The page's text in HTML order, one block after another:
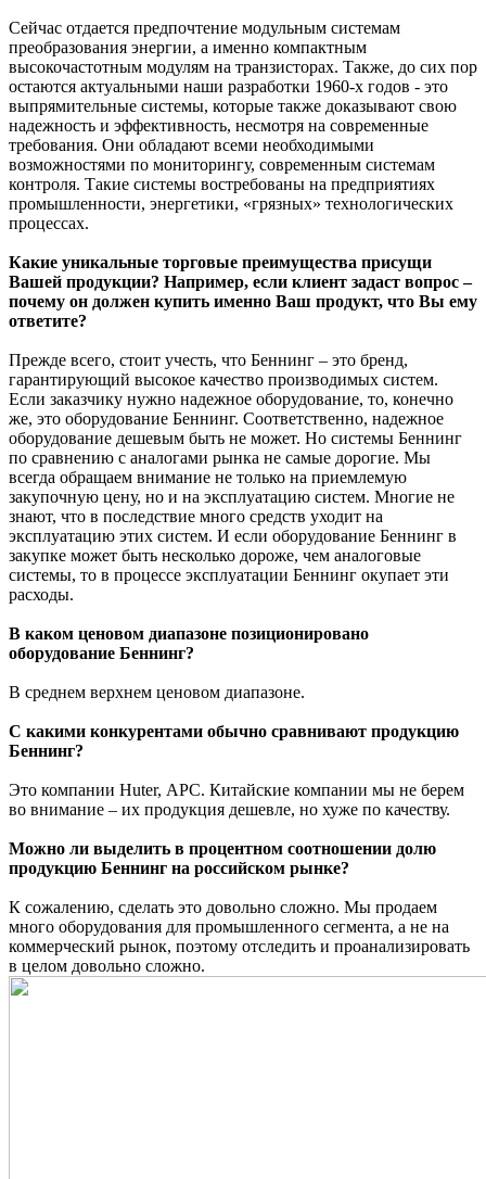
Сейчас отдается предпочтение модульным системам
преобразования энергии, а именно компактным
высокочастотным модулям на транзисторах. Также, до сих пор
остаются актуальными наши разработки 1960-х годов - это
выпрямительные системы, которые также доказывают свою
надежность и эффективность, несмотря на современные
требования. Они обладают всеми необходимыми
возможностями по мониторингу, современным системам
контроля. Такие системы востребованы на предприятиях
промышленности, энергетики, «грязных» технологических
процессах.
Какие уникальные торговые преимущества присущи
Вашей продукции? Например, если клиент задаст вопрос –
почему он должен купить именно Ваш продукт, что Вы ему
ответите?
Прежде всего, стоит учесть, что Беннинг – это бренд,
гарантирующий высокое качество производимых систем.
Если заказчику нужно надежное оборудование, то, конечно
же, это оборудование Беннинг. Соответственно, надежное
оборудование дешевым быть не может. Но системы Беннинг
по сравнению с аналогами рынка не самые дорогие. Мы
всегда обращаем внимание не только на приемлемую
закупочную цену, но и на эксплуатацию систем. Многие не
знают, что в последствие много средств уходит на
эксплуатацию этих систем. И если оборудование Беннинг в
закупке может быть несколько дороже, чем аналоговые
системы, то в процессе эксплуатации Беннинг окупает эти
расходы.
В каком ценовом диапазоне позиционировано
оборудование Беннинг?
В среднем верхнем ценовом диапазоне.
С какими конкурентами обычно сравнивают продукцию
Беннинг?
Это компании Huter, АРС. Китайские компании мы не берем
во внимание – их продукция дешевле, но хуже по качеству.
Можно ли выделить в процентном соотношении долю
продукцию Беннинг на российском рынке?
К сожалению, сделать это довольно сложно. Мы продаем
много оборудования для промышленного сегмента, а не на
коммерческий рынок, поэтому отследить и проанализировать
в целом довольно сложно.